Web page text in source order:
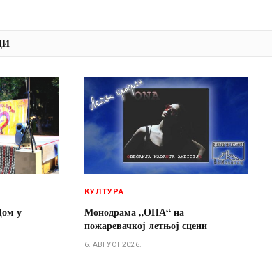
у
КУЛТУРА
Монодрама „ОНА“ на
пожаревачкој летњој сцени
6. АВГУСТ 2026.